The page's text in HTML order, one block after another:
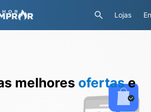
Lojas
melhores ofertase